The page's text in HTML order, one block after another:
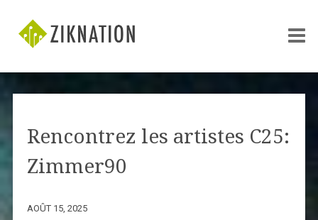
Rencontrez les artistes C25:
Zimmer90
AOÛT 15, 2025